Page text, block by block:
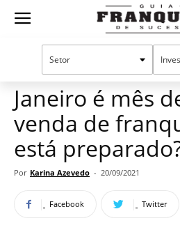
Guia
Manual do sucesso
Janeiro é mês
venda de
está
Por Karina Azevedo - 20/09/2021
Facebook Twitter